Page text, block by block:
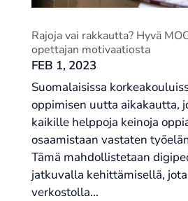
Rajoja vai rakkautta? Hyvä
opettajan motivaatiosta
FEB 1, 2023
Suomalaisissa
oppimisen uutta aikakautta,
kaikille helppoja keinoja
osaamistaan vastaten
Tämä mahdollistetaan
jatkuvalla kehittämisellä,
verkostolla...